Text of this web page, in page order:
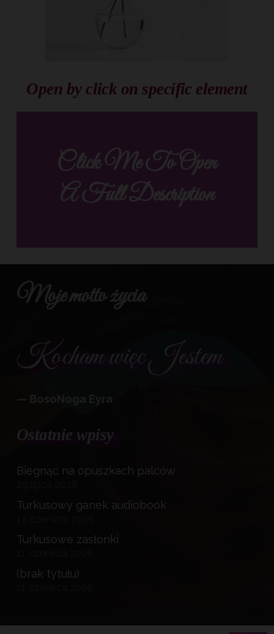
Open by click on specific element
Click Me To Open
A Full Description
JUST CLICK ME
Moje motto życia
Kocham więc Jestem
— BosoNoga Eyra
Ostatnie wpisy
Biegnąc na opuszkach palców
Turkusowy ganek audiobook
Turkusowe zasłonki
(brak tytułu)